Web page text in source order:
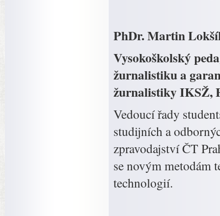
PhDr. Martin
Vysokoškolský
žurnalistiku a
žurnalistiky IKSŽ,
Vedoucí řady
studijních a
zpravodajství ČT
se novým metodám
technologií.